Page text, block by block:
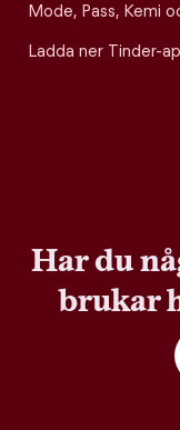
Mode, Pass, Kemi
Ladda ner Tinder-
Har du
brukar